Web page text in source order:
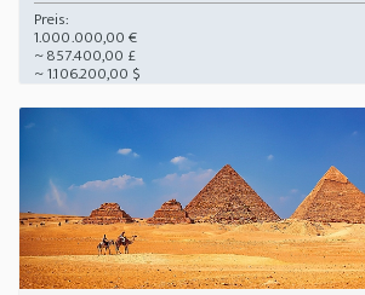
Preis:
1.000.000,00 €
~ 857.400,00 £
~ 1.106.200,00 $